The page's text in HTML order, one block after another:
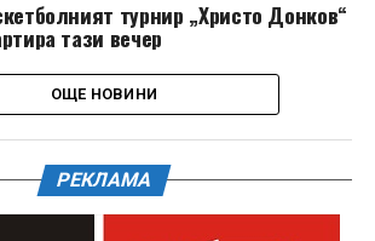
турнир „Христо Донков“
тази вечер
ОЩЕ НОВИНИ
РЕКЛАМА